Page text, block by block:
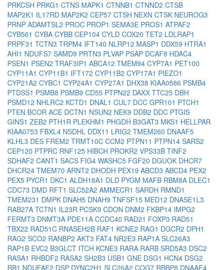
PRKCSH PRKG1 CTNS MAPK1 CTNNB1 CTNND2 CTSB
MAP2K1 IL17RD MAP2K2 CEP57 CTSH NEXN CTSK NEUROG3
PRNP ADAMTSL2 PROC PROP1 SEMA3E PROS1 ATPAF2
CYB561 CYBA CYBB CEP104 CYLD COX20 TET2 LDLRAP1
PRPF31 TCTN3 TRPM4 IFT140 NLRP12 MASP1 DDX59 HTRA1
AHI1 NDUFS7 SAMD9 PRTN3 PLVAP PSAP DCAF8 HDAC4
PSEN1 PSEN2 TRAF3IP1 ABCA12 TMEM94 CYP7A1 PET100
CYP11A1 CYP11B1 IFT172 CYP11B2 CYP17A1 PIEZO1
CYP21A2 CYBC1 CYP24A1 CYP27A1 DHX38 KIAA0586 PSMB4
PTDSS1 PSMB8 PSMB9 CD55 PTPN22 DAXX TTC25 DBH
PSMD12 NHLRC2 KCTD1 DNAL1 CUL7 DCC GPR101 PTCH1
PTEN BCOR ACE DCTN1 NSUN2 NEK9 DDB2 DDC PTGIS
GINS1 ZEB2 PTH1R PLEKHM1 PHGDH B3GAT3 MKS1 HELLPAR
KIAA0753 FBXL4 NSDHL DDX11 LRIG2 TMEM260 DNAAF5
KLHL3 DES FREM2 TRMT10C CCM2 PTPN11 PTPN14 SARS2
CEP120 PTPRC RNF125 HIBCH PROKR2 VPS33B TINF2
SDHAF2 CANT1 SACS FIG4 WASHC5 FGF20 DGUOK DHCR7
DHCR24 TMEM70 ARNT2 DHODH PEX19 ABCD3 ABCD4 PEX2
PEX5 PYCR1 DKC1 ALDH18A1 DLD PYGM MAFB RBM8A DLEC1
CDC73 DMD RFT1 SLC52A2 AMMECR1 SARDH RMND1
TMEM231 DMPK DNAH5 DNAH9 TNFSF15 MED12 DNASE1L3
RAB27A TCTN1 IL23R PCSK9 CDON DNM2 FKBP14 IMPG2
FERMT3 DNMT3A PDE11A CCDC40 RAD21 FOXP3 RAD51
TBX22 RAD51C RNASEH2B RAF1 KCNE2 RAG1 DGCR2 DPH1
RAG2 SCO2 RANBP2 AKT3 FAT4 NR2E3 RAP1A SLC26A3
RAP1B EVC2 B3GLCT ITCH KCNE3 RARA RARB SRD5A3 DSC2
RASA1 RHBDF2 RASA2 SH2B3 USB1 GNE DSG1 HCN4 DSG2
RB1 NDUFAF2 DSP DYNC2H1 SLC26A2 COG7 RBBP8 DNAAF4